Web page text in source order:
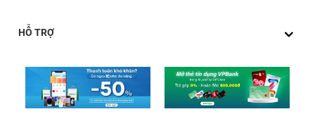
HỖ TRỢ